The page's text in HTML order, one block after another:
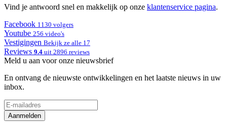
Vind je antwoord snel en makkelijk op onze klantenservice pagina.
Facebook 1130 volgers
Youtube 256 video's
Vestigingen Bekijk ze alle 17
Reviews 9.4 uit 2896 reviews
Meld u aan voor onze nieuwsbrief
En ontvang de nieuwste ontwikkelingen en het laatste nieuws in uw
inbox.
Aanmelden